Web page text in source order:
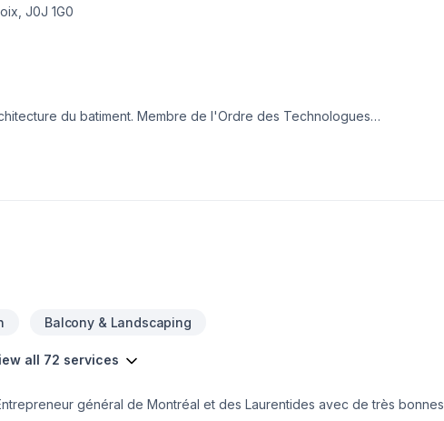
J0J 1G0
du batiment. Membre de l'Ordre des Technologues
Balcony & Landscaping
all 72 services
général de Montréal et des Laurentides avec de très bonnes